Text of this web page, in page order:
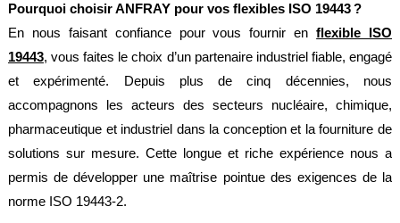
Pourquoi choisir ANFRAY pour vos flexibles ISO 19443 ?
En nous faisant confiance pour vous fournir enflexible ISO
19443, vous faites le choix d’un partenaire industriel fiable, engagé
et expérimenté. Depuis plus de cinq décennies, nous
accompagnons les acteurs des secteurs nucléaire, chimique,
pharmaceutique et industriel dans la conception et la fourniture de
solutions sur mesure. Cette longue et riche expérience nous a
permis de développer une maîtrise pointue des exigences de la
norme ISO 19443-2.